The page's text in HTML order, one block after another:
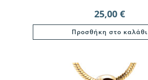
25,00 €
Προσθήκη στο καλάθι